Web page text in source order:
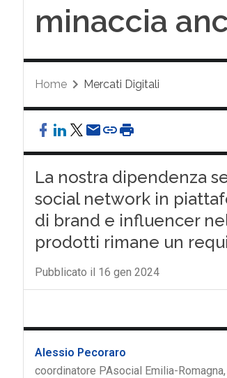
minaccia
Home Mercati Digitali
La nostra dipendenza
social network in
di brand e influencer
prodotti rimane un
Pubblicato il 16 gen 2024
Alessio Pecoraro
coordinatore PAsocial Emilia-